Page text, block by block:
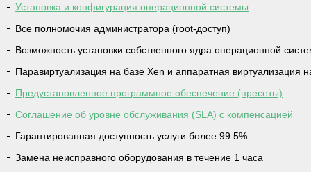
Установка и конфигурация операционной системы
Все полномочия администратора (root-доступ)
Возможность установки собственного ядра операционной
Паравиртуализация на базе Xen и аппаратная виртуализация
Предустановленное программное обеспечение (пресеты)
Соглашение об уровне обслуживания (SLA) с компенсацией
Гарантированная доступность услуги более 99.5%
Замена неисправного оборудования в течение 1 часа